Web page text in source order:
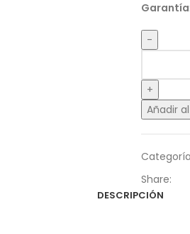
Garantía
Añadir
Share:
DESCRIPCIÓN